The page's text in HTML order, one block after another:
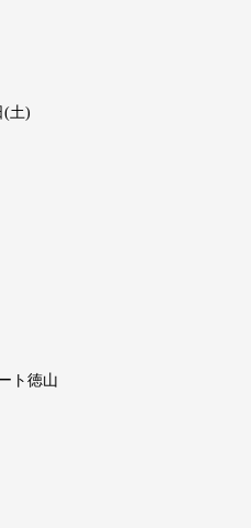
(土)
ト徳山